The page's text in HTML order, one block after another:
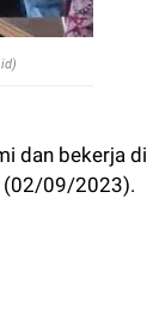
dan bekerja di
(02/09/2023).